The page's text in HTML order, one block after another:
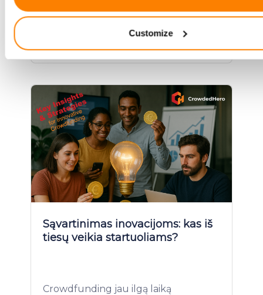
characteristics (fingerprinting)
Find out more about how your personal data is processed
your preferences in thedetails section.
display customized page content and advertising. See more
Cookies policy.
Customize
Sąvartinimas inovacijoms: kas iš
tiesų veikia startuoliams?
Crowdfunding jau ilgą laiką